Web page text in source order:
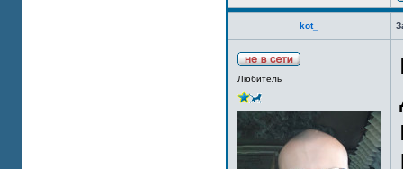
kot_
Любитель